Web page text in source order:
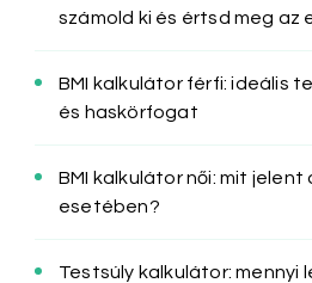
számold ki és értsd meg az
BMI kalkulátor férfi: ideális
és haskörfogat
BMI kalkulátor női: mit jelent
esetében?
Testsúly kalkulátor: mennyi